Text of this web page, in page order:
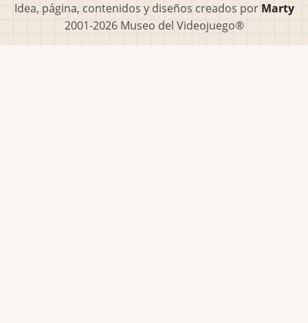
Idea, página, contenidos y diseños creados por Marty
2001-2026 Museo del Videojuego®